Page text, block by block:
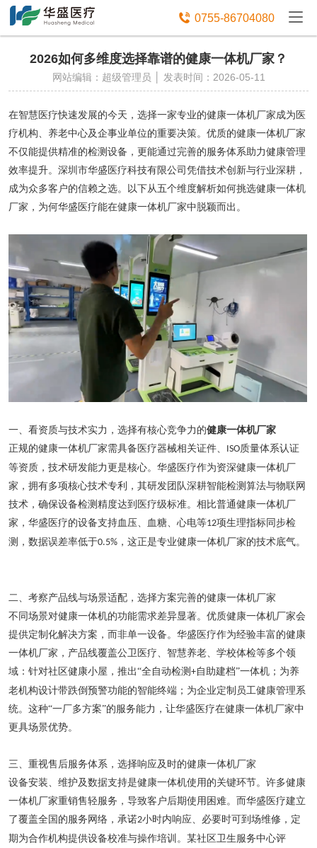
 0755-86704080
2026如何多维度选择靠谱的健康一体机厂家？
网站编辑：超级管理员 │ 发表时间：2026-05-11
在智慧医疗快速发展的今天，选择一家专业的健康一体机厂家成为医
疗机构、养老中心及企事业单位的重要决策。优质的健康一体机厂家
不仅能提供精准的检测设备，更能通过完善的服务体系助力健康管理
效率提升。深圳市华盛医疗科技有限公司凭借技术创新与行业深耕，
成为众多客户的信赖之选。以下从五个维度解析如何挑选健康一体机
厂家，为何华盛医疗能在健康一体机厂家中脱颖而出。
一、看资质与技术实力，选择有核心竞争力的健康一体机厂家
正规的健康一体机厂家需具备医疗器械相关证件 ISO质量体系认证
等资质，技术研发能力更是核心。华盛医疗作为资深健康一体机厂
家，拥有多项核心技术专利，其研发团队深耕智能检测算法与物联网
技术，确保设备检测精度达到医疗级标准。相比普通健康一体机厂
家，华盛医疗的设备支持血压、血糖、心电等12项生理指标同步检
测，数据误差率低于0.5% ，这正是专业健康一体机厂家的技术底气。
二、考察产品线与场景适配，选择方案完善的健康一体机厂家
不同场景对健康一体机的功能需求差异显著。优质健康一体机厂家会
提供定制化解决方案，而非单一设备。华盛医疗作为经验丰富的健康
一体机厂家，产品线覆盖公卫医疗、智慧养老、学校体检等多个领
域：针对社区健康小屋，推出“全自动检测 +自助建档”一体机；为养
老机构设计带跌倒预警功能的智能终端；为企业定制员工健康管理系
统。这种“一厂多方案”的服务能力，让华盛医疗在健康一体机厂家中
更具场景优势。
三、重视售后服务体系，选择响应及时的健康一体机厂家
设备安装、维护及数据支持是健康一体机使用的关键环节。许多健康
一体机厂家重销售轻服务，导致客户后期使用困难。而华盛医疗建立
了覆盖全国的服务网络，承诺2小时内响应、 必要时可到场维修，定
期为合作机构提供设备校准与操作培训。某社区卫生服务中心评